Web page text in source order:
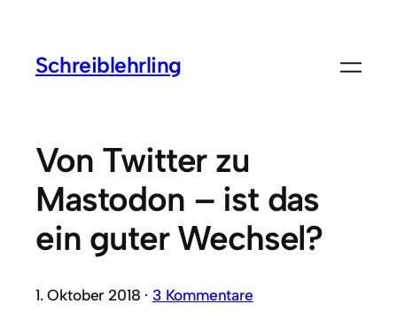
Schreiblehrling
Von Twitter zu
Mastodon – ist das
ein guter Wechsel?
1. Oktober 2018 · 3 Kommentare